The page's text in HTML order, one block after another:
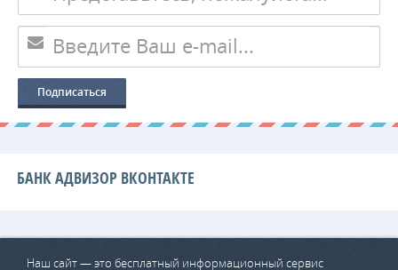
БАНК АДВИЗОР ВКОНТАКТЕ
Наш сайт — это бесплатный информационный сервис